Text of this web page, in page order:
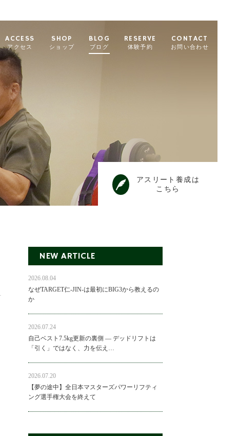
ACCESS
アクセス
SHOP
ショップ
BLOG
ブログ
RESERVE
体験予約
CONTACT
お問い合わせ
アスリート養成は
こちら
NEW ARTICLE
2026.08.04
なぜTARGET仁-JIN-は最初にBIG3から教えるの
か
2026.07.24
自己ベスト7.5kg更新の裏側 ― デッドリフトは
「引く」ではなく、力を伝え…
2026.07.20
【夢の途中】全日本マスターズパワーリフティ
ング選手権大会を終えて